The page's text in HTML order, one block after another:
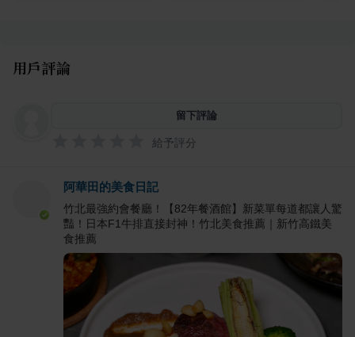
用戶評論
留下評論
給予評分
阿華田的美食日記
竹北最強約會餐廳！【82年餐酒館】新菜單每道都讓人驚
豔！日本F1牛排直接封神！竹北美食推薦｜新竹高鐵美
食推薦